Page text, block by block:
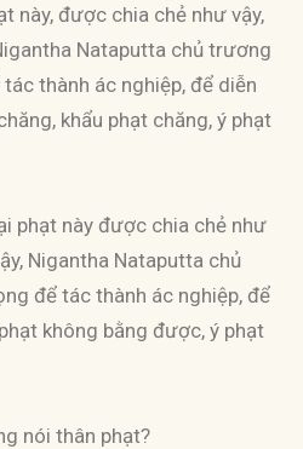
này, được chia chẻ như vậy,
Nataputta chủ trương
thành ác nghiệp, để diễn
khẩu phạt chăng, ý phạt
phạt này được chia chẻ như
Nigantha Nataputta chủ
để tác thành ác nghiệp, để
không bằng được, ý phạt
nói thân phạt?